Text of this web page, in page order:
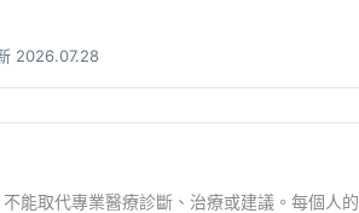
2026.07.28
能取代專業醫療診斷、治療或建議。每個人的